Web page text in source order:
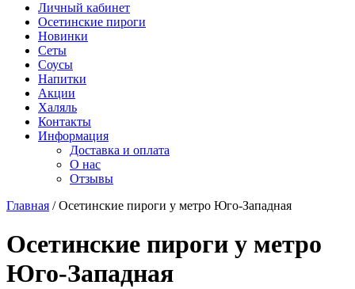
Личный кабинет
Осетинские пироги
Новинки
Сеты
Соусы
Напитки
Акции
Халяль
Контакты
Информация
Доставка и оплата
О нас
Отзывы
Главная /Осетинские пироги у метро Юго-Западная
Осетинские пироги у метро
Юго-Западная